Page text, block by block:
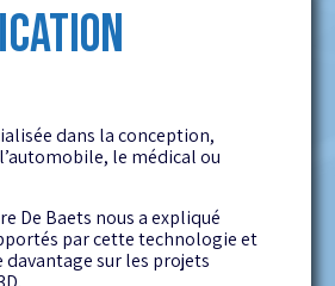
dans la conception,
le médical ou
De Baets nous a expliqué
par cette technologie et
sur les projets